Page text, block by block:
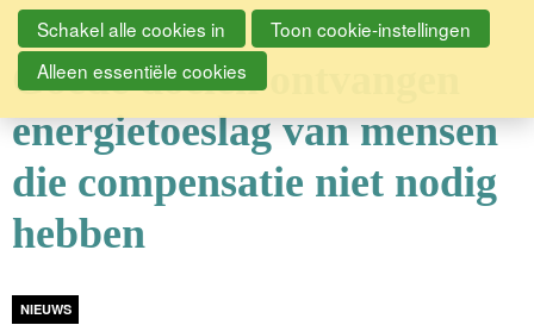
Goede doelen ontvangen
energietoeslag van mensen
die compensatie niet nodig
hebben
NIEUWS
Schakel alle cookies in
Toon cookie-instellingen
Alleen essentiële cookies